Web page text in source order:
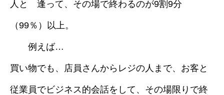
採用情報
ブログ
人と 逢って、その場で終わるのが9割9分
（99％）以上。
例えば…
買い物でも、店員さんからレジの人まで、お客と
従業員でビジネス的会話をして、その場限りで終